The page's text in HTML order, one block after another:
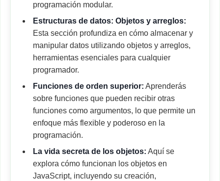
programación modular.
Estructuras de datos: Objetos y arreglos:
Esta sección profundiza en cómo almacenar y
manipular datos utilizando objetos y arreglos,
herramientas esenciales para cualquier
programador.
Funciones de orden superior: Aprenderás
sobre funciones que pueden recibir otras
funciones como argumentos, lo que permite un
enfoque más flexible y poderoso en la
programación.
La vida secreta de los objetos: Aquí se
explora cómo funcionan los objetos en
JavaScript, incluyendo su creación,